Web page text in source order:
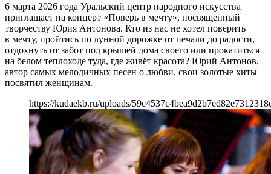
6 марта 2026 года Уральский центр народного искусства
приглашает на концерт «Поверь в мечту», посвященный
творчеству Юрия Антонова. Кто из нас не хотел поверить
в мечту, пройтись по лунной дорожке от печали до радости,
отдохнуть от забот под крышей дома своего или прокатиться
на белом теплоходе туда, где живёт красота? Юрий Антонов,
автор самых мелодичных песен о любви, свои золотые хиты
посвятил женщинам.
https://kudaekb.ru/uploads/